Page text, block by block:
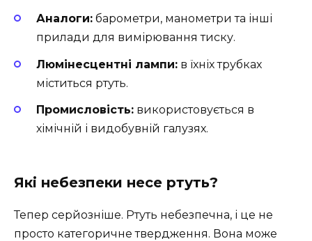
Аналоги: барометри, манометри та інші
прилади для вимірювання тиску.
Люмінесцентні лампи: в їхніх трубках
міститься ртуть.
Промисловість: використовується в
хімічній і видобувній галузях.
Які небезпеки несе ртуть?
Тепер серйозніше. Ртуть небезпечна, і це не
просто категоричне твердження. Вона може